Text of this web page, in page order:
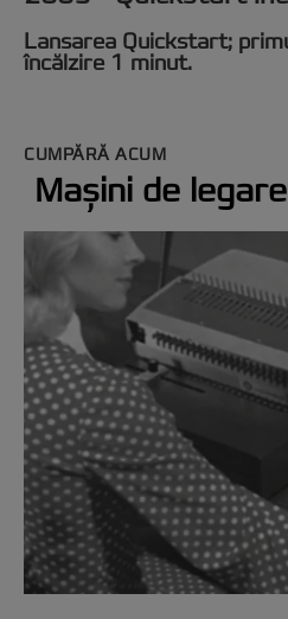
Lansarea Quickstart;
încălzire 1 minut.
CUMPĂRĂ ACUM
Mașini de